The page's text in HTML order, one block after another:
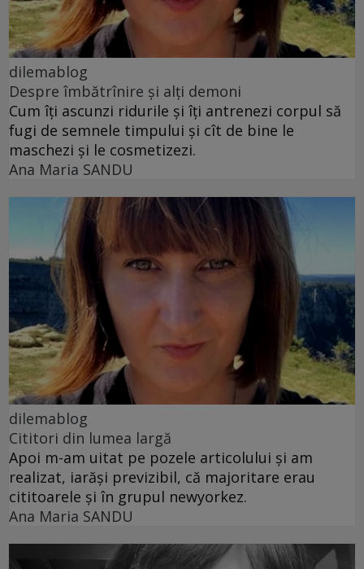
dilemablog
Despre îmbătrînire și alți demoni
Cum îți ascunzi ridurile și îți antrenezi corpul să
fugi de semnele timpului și cît de bine le
maschezi și le cosmetizezi.
Ana Maria SANDU
dilemablog
Cititori din lumea largă
Apoi m-am uitat pe pozele articolului și am
realizat, iarăși previzibil, că majoritare erau
cititoarele și în grupul newyorkez.
Ana Maria SANDU